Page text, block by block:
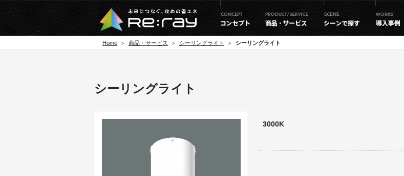
Home 商品・サービス シーリングライト シーリングライト
シーリングライト
3000K